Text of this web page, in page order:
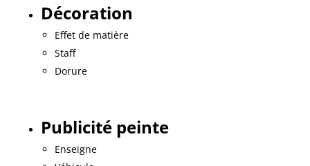
Décoration
Effet de matière
Staff
Dorure
Publicité peinte
Enseigne